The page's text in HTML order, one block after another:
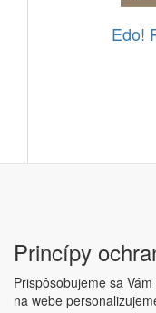
Edo!
Princípy
Prispôsobujeme sa
na webe